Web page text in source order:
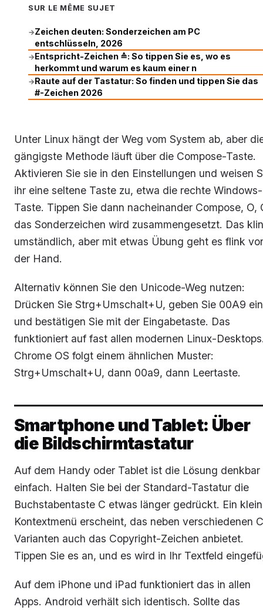
SUR LE MÊME SUJET
→Zeichen deuten: Sonderzeichen am PC
entschlüsseln, 2026
→Entspricht-Zeichen ≙: So tippen Sie es, wo es
herkommt und warum es kaum einer n
→Raute auf der Tastatur: So finden und tippen Sie das
#-Zeichen 2026
Unter Linux hängt der Weg vom System ab, aber
gängigste Methode läuft über die Compose-Taste.
Aktivieren Sie sie in den Einstellungen und weisen
ihr eine seltene Taste zu, etwa die rechte Windows-
Taste. Tippen Sie dann nacheinander Compose, O,
das Sonderzeichen wird zusammengesetzt. Das
umständlich, aber mit etwas Übung geht es flink
der Hand.
Alternativ können Sie den Unicode-Weg nutzen:
Drücken Sie Strg+Umschalt+U, geben Sie 00A9 ein
und bestätigen Sie mit der Eingabetaste. Das
funktioniert auf fast allen modernen Linux-
Chrome OS folgt einem ähnlichen Muster:
Strg+Umschalt+U, dann 00a9, dann Leertaste.
Smartphone und Tablet: Über
die Bildschirmtastatur
Auf dem Handy oder Tablet ist die Lösung denkbar
einfach. Halten Sie bei der Standard-Tastatur die
Buchstabentaste C etwas länger gedrückt. Ein
Kontextmenü erscheint, das neben verschiedenen
Varianten auch das Copyright-Zeichen anbietet.
Tippen Sie es an, und es wird in Ihr Textfeld
Auf dem iPhone und iPad funktioniert das in allen
Apps. Android verhält sich identisch. Sollte das